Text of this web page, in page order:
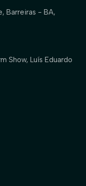
Barreiras - BA,
Show, Luís Eduardo